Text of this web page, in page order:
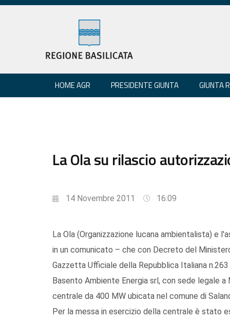
HOME AGR PRESIDENTE GIUNTA GIUNTA
La Ola su rilascio
14 Novembre 2011 16:09
La Ola (Organizzazione lucana ambientalista) e
in un comunicato – che con Decreto del
Gazzetta Ufficiale della Repubblica Italiana
Basento Ambiente Energia srl, con sede legale
centrale da 400 MW ubicata nel comune di
Per la messa in esercizio della centrale è stato